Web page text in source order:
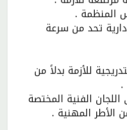
تحد من سرعة
للأزمة بدلاً من
.
الفنية المختصة
الأطر المهنية .